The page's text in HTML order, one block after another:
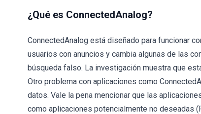
¿Qué es ConnectedAnalog?
ConnectedAnalog está diseñado para funcionar
usuarios con anuncios y cambia algunas de las
búsqueda falso. La investigación muestra que
Otro problema con aplicaciones como
datos. Vale la pena mencionar que las
como aplicaciones potencialmente no deseadas